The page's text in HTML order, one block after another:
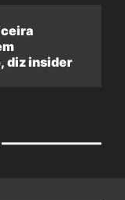
diz insider